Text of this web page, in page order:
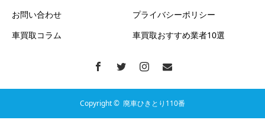
お問い合わせ
プライバシーポリシー
車買取コラム
車買取おすすめ業者10選
Copyright © 廃車ひきとり110番